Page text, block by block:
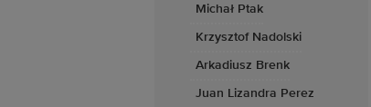
Michał Ptak
Krzysztof Nadolski
Arkadiusz Brenk
Juan Lizandra Perez